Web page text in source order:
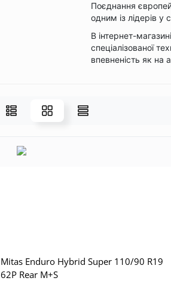
Поєднання
одним із лідерів у
В інтернет-
спеціалізованої
впевненість як на
Mitas Enduro Hybrid Super 110/90 R19
62P Rear M+S